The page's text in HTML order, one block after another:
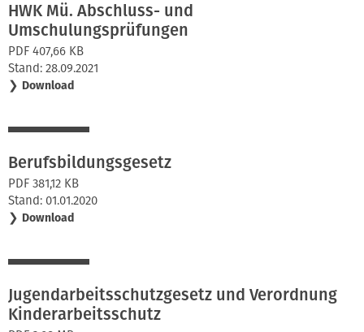
HWK Mü. Abschluss- und
Umschulungsprüfungen
PDF 407,66 KB
Stand: 28.09.2021
❯ Download
Berufsbildungsgesetz
PDF 381,12 KB
Stand: 01.01.2020
❯ Download
Jugendarbeitsschutzgesetz und Verordnung
Kinderarbeitsschutz